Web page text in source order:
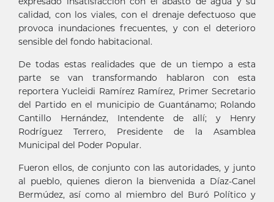
calidad, con los viales, con el drenaje defectuoso que
provoca inundaciones frecuentes, y con el deterioro
sensible del fondo habitacional.
De todas estas realidades que de un tiempo a esta
parte se van transformando hablaron con esta
reportera Yucleidi Ramírez Ramírez, Primer Secretario
del Partido en el municipio de Guantánamo; Rolando
Cantillo Hernández, Intendente de allí; y Henry
Rodríguez Terrero, Presidente de la Asamblea
Municipal del Poder Popular.
Fueron ellos, de conjunto con las autoridades, y junto
al pueblo, quienes dieron la bienvenida a Díaz-Canel
Bermúdez, así como al miembro del Buró Político y